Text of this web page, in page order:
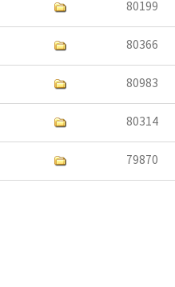
80199
80366
80983
80314
79870